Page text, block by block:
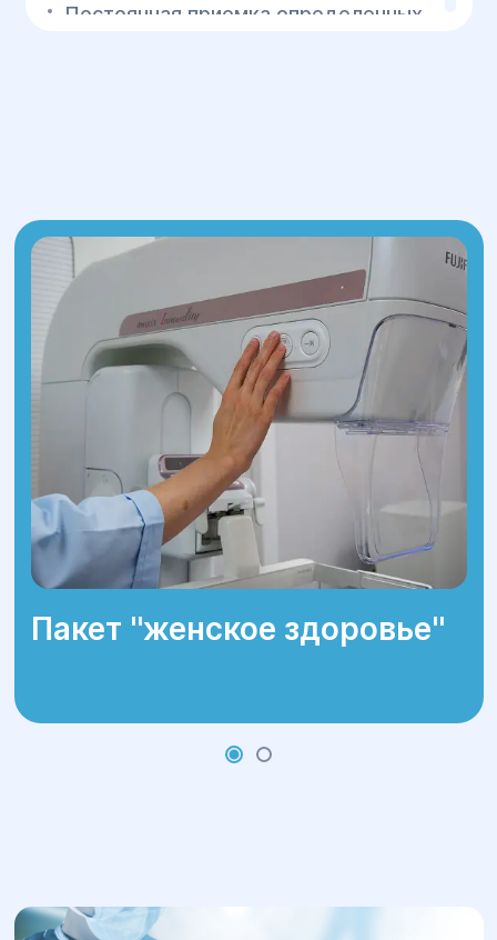
Постоянная приемка определенных
Сахарный диабет;
Курение;
Отравление афлатоксином
(химическое вещество,
производимое грибами);
неблагоприятные условия
окружающей среды;
труд на химическом предприятии;
неправильное питание.
Пакет ''женское здоровье''